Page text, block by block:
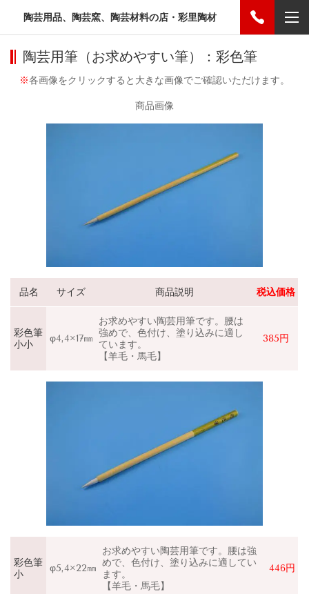
陶芸用品、陶芸窯、陶芸材料の店・彩里陶材
陶芸用筆（お求めやすい筆）：彩色筆
※各画像をクリックすると大きな画像でご確認いただけます。
商品画像
品名 サイズ 商品説明 税込価格
彩色筆
小小
φ4,4×17㎜
お求めやすい陶芸用筆です。腰は
強めで、色付け、塗り込みに適し
ています。
【羊毛・馬毛】
385円
彩色筆
小
φ5,4×22㎜
お求めやすい陶芸用筆です。腰は強
めで、色付け、塗り込みに適してい
ます。
【羊毛・馬毛】
446円